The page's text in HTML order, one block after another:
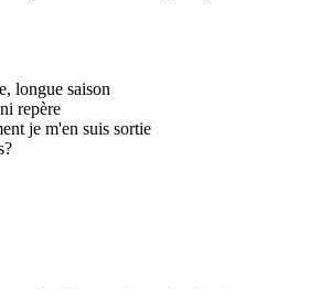
longue saison
repère
je m'en suis sortie